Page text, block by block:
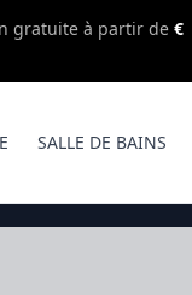
gratuite à partir de €
SALLE DE BAINS